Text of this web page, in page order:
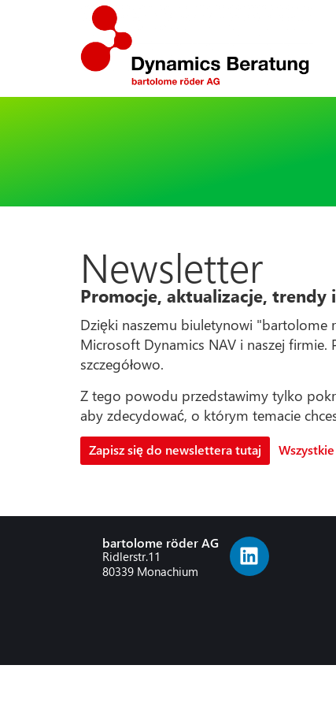
Newsletter
Promocje, aktualizacje, trendy
Dzięki naszemu biuletynowi "bartolome
Microsoft Dynamics NAV i naszej firmie.
szczegółowo.
Z tego powodu przedstawimy tylko
aby zdecydować, o którym temacie
Zapisz się do newslettera tutaj
bartolome röder AG
Ridlerstr.11
80339 Monachium